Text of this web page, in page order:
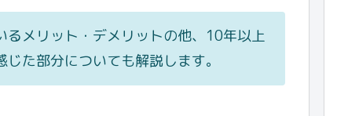
メリット・デメリットの他、10年以上
た部分についても解説します。